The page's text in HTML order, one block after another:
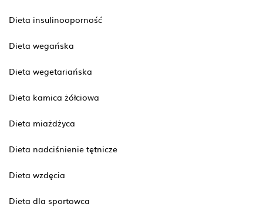
Dieta insulinooporność
Dieta wegańska
Dieta wegetariańska
Dieta kamica żółciowa
Dieta miażdżyca
Dieta nadciśnienie tętnicze
Dieta wzdęcia
Dieta dla sportowca